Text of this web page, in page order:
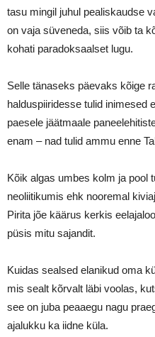
tasu mingil juhul pealiskaudse
on vaja süveneda, siis võib ta
kohati paradoksaalset lugu.
Selle tänaseks päevaks kõige
halduspiiridesse tulid inimesed
paesele jäätmaale
enam – nad tulid ammu enne
Kõik algas umbes kolm ja pool
neoliitikumis ehk nooremal
Pirita jõe käärus kerkis
püsis mitu sajandit.
Kuidas sealsed elanikud oma
mis sealt kõrvalt läbi voolas,
see on juba peaaegu nagu
ajalukku ka iidne küla.